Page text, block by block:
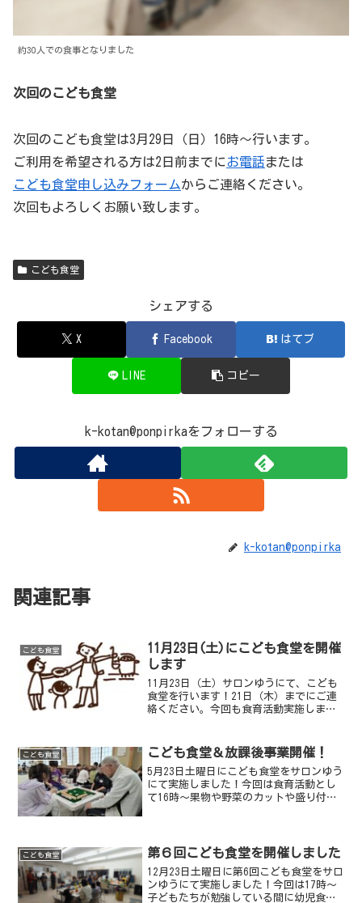
約30人での食事となりました
次回のこども食堂
次回のこども食堂は3月29日（日）16時〜行います。
ご利用を希望される方は2日前までに お電話または
こども食堂申し込みフォームからご連絡ください。
次回もよろしくお願い致します。
こども食堂
シェアする
X Facebook はてブ
LINE コピー
k-kotan@ponpirkaをフォローする
k-kotan@ponpirka
関連記事
こども食堂
11月23日(土)にこども食堂を開催
します
11月23日（土）サロンゆうにて、こども
食堂を行います！21日（木）までにご連
絡ください。今回も食育活動実施しま
こどものみの参加が可能です。希望する
方は申し込み時にご...
こども食堂 こども食堂＆放課後事業開催！
5月23日土曜日にこども食堂をサロンゆう
にて実施しました！今回は食育活動とし
て16時〜果物や野菜のカットや盛り付け
プコロッケを中心...
こども食堂 第６回こども食堂を開催しました
12月23日土曜日に第6回こども食堂をサロ
ンゆうにて実施しました！今回は17時〜
子どもたちが勉強している間に幼児食講